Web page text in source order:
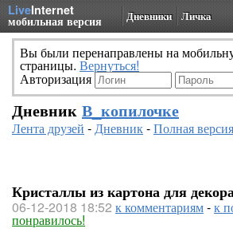
LiveInternet
мобильная версия Дневники Личка
Вы были перенаправлены на
страницы. Вернуться!
Авторизация
Дневник В_копилочке
Лента друзей -Дневник-Полная версия
Кристаллы из картона для
06-12-2018 18:52 к комментариям-к
понравилось!